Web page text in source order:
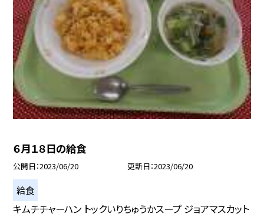
６月１８日の給食
公開日 2023/06/20 更新日 2023/06/20
給食
キムチチャーハン トックいりちゅうかスープ ジョアマスカット